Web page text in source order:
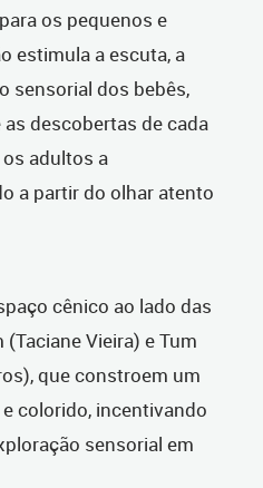
os pequenos e
estimula a escuta, a
sensorial dos bebês,
descobertas de cada
adultos a
a partir do olhar atento
cênico ao lado das
Vieira) e Tum
que constroem um
colorido, incentivando
sensorial em